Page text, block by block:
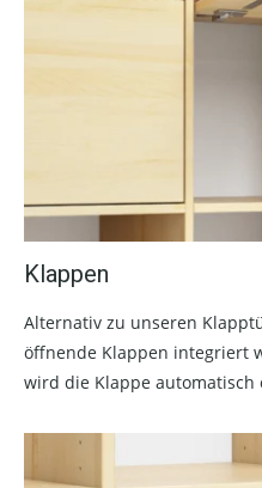
Klappen
Alternativ zu unseren
öffnende Klappen integriert
wird die Klappe automatisch